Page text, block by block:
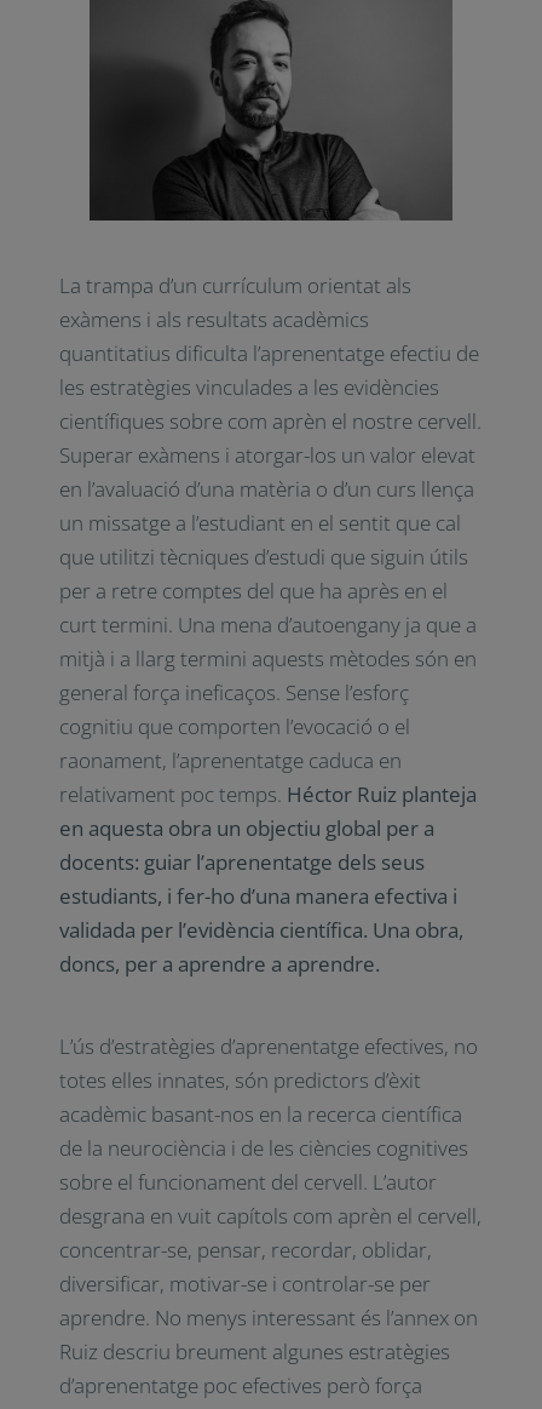
La trampa d’un currículum orientat als
exàmens i als resultats acadèmics
quantitatius dificulta l’aprenentatge efectiu de
les estratègies vinculades a les evidències
científiques sobre com aprèn el nostre cervell.
Superar exàmens i atorgar-los un valor elevat
en l’avaluació d’una matèria o d’un curs llença
un missatge a l’estudiant en el sentit que cal
que utilitzi tècniques d’estudi que siguin útils
per a retre comptes del que ha après en el
curt termini. Una mena d’autoengany ja que a
mitjà i a llarg termini aquests mètodes són en
general força ineficaços. Sense l’esforç
cognitiu que comporten l’evocació o el
raonament, l’aprenentatge caduca en
relativament poc temps. Héctor Ruiz planteja
en aquesta obra un objectiu global per a
docents: guiar l’aprenentatge dels seus
estudiants, i fer-ho d’una manera efectiva i
validada per l’evidència científica. Una obra,
doncs, per a aprendre a aprendre.
L’ús d’estratègies d’aprenentatge efectives, no
totes elles innates, són predictors d’èxit
acadèmic basant-nos en la recerca científica
de la neurociència i de les ciències cognitives
sobre el funcionament del cervell. L’autor
desgrana en vuit capítols com aprèn el cervell,
concentrar-se, pensar, recordar, oblidar,
diversificar, motivar-se i controlar-se per
aprendre. No menys interessant és l’annex on
Ruiz descriu breument algunes estratègies
d’aprenentatge poc efectives però força